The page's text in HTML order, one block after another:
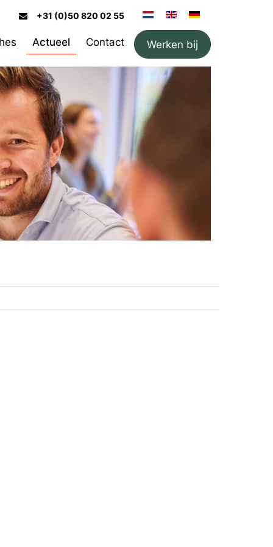
+31 (0)50 820 02 55
Actueel Contact Werken bij